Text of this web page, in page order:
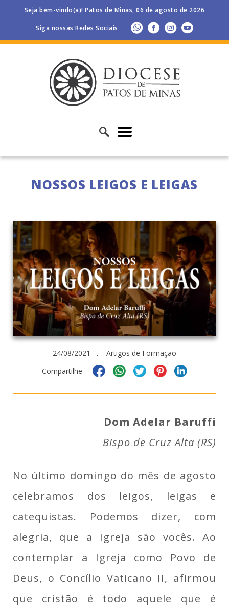
Seja bem-vindo(a)! Patos de Minas, 06 de agosto de 2026
Siga nossas Redes Sociais
NOSSOS LEIGOS E LEIGAS
24/08/2021 . Artigos de Formação
Compartilhe
Dom Adelar Baruffi
Bispo de Cruz Alta (RS)
No último domingo do mês de agosto
celebramos dos leigos, leigas e
catequistas. Podemos dizer, com
alegria, que a Igreja são vocês. Ao
contemplar a Igreja como Povo de
Deus, o Concílio Vaticano II, afirmou
que cristão é todo aquele que é